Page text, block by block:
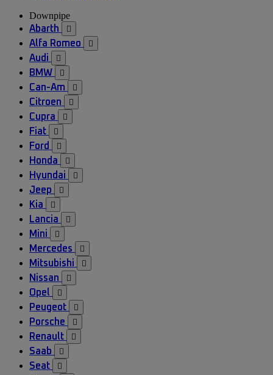
Downpipe
Abarth 
Alfa Romeo 
Audi 
BMW 
Can-Am 
Citroen 
Cupra 
Fiat 
Ford 
Honda 
Hyundai 
Jeep 
Kia 
Lancia 
Mini 
Mercedes 
Mitsubishi 
Nissan 
Opel 
Peugeot 
Porsche 
Renault 
Saab 
Seat 